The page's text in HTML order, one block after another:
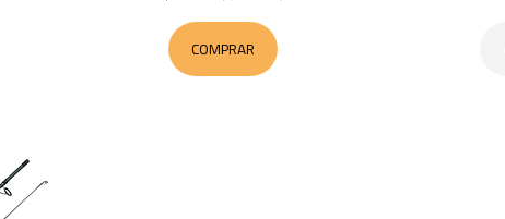
COMPRAR